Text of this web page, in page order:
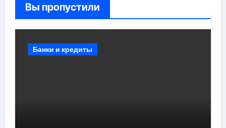
Вы пропустили
Банки и кредиты